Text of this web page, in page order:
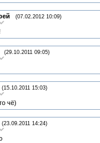
(07.02.2012 10:09)
(29.10.2011 09:05)
(15.10.2011 15:03)
чё)
(23.09.2011 14:24)